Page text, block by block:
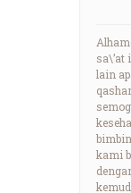
sa\’at
lain
kami